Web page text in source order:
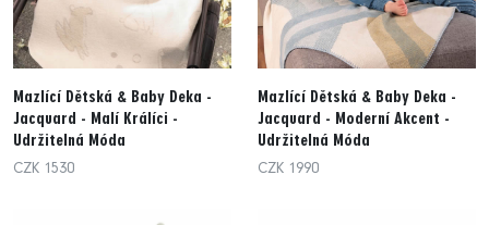
Mazlící Dětská & Baby Deka -
Jacquard - Malí Králíci -
Udržitelná Móda
CZK 1530
Mazlící Dětská & Baby Deka -
Jacquard - Moderní Akcent -
Udržitelná Móda
CZK 1990